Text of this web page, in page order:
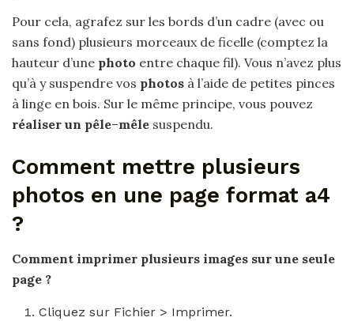
Pour cela, agrafez sur les bords d’un cadre (avec ou
sans fond) plusieurs morceaux de ficelle (comptez la
hauteur d’une photo entre chaque fil). Vous n’avez plus
qu’à y suspendre vos photos à l’aide de petites pinces
à linge en bois. Sur le même principe, vous pouvez
réaliser un pêle–mêle suspendu.
Comment mettre plusieurs
photos en une page format a4
?
Comment imprimer plusieurs images sur une seule
page ?
Cliquez sur Fichier > Imprimer.